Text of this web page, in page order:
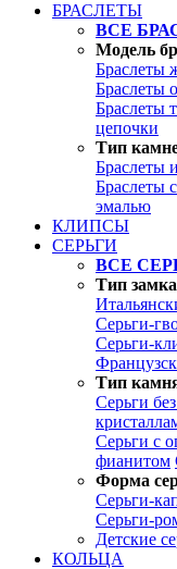
БРАСЛЕТЫ
ВСЕ
Модель
Браслеты
Браслеты
Браслеты
цепочки
Тип
Браслеты
Браслеты
эмалью
КЛИПСЫ
СЕРЬГИ
ВСЕ
Тип замка
Серьги-
Серьги-
Тип
Серьги
Серьги с
фианитом
Форма
Серьги-
Серьги-
Детские
КОЛЬЦА